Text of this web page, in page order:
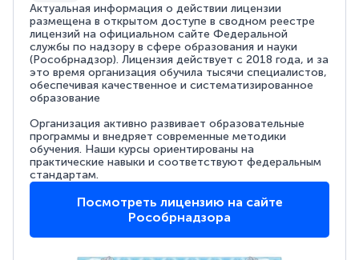
Актуальная информация о действии лицензии
размещена в открытом доступе в сводном реестре
лицензий на официальном сайте Федеральной
службы по надзору в сфере образования и науки
(Рособрнадзор). Лицензия действует с 2018 года, и за
это время организация обучила тысячи специалистов,
обеспечивая качественное и систематизированное
образование
Организация активно развивает образовательные
программы и внедряет современные методики
обучения. Наши курсы ориентированы на
практические навыки и соответствуют федеральным
стандартам.
Посмотреть лицензию на сайте
Рособрнадзора